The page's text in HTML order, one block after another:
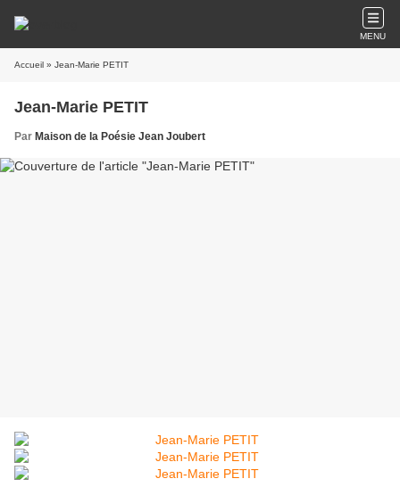
MENU
Accueil » Jean-Marie PETIT
Jean-Marie PETIT
Par Maison de la Poésie Jean Joubert